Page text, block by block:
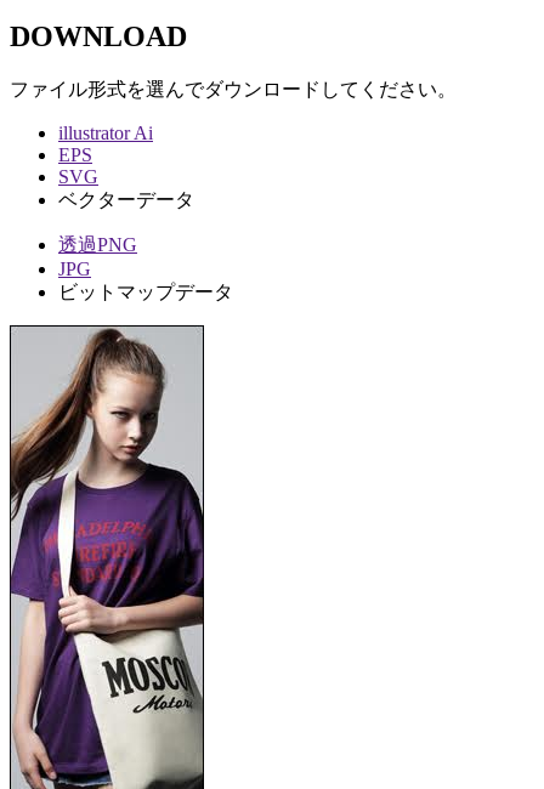
DOWNLOAD
ファイル形式を選んでダウンロードしてください。
illustrator Ai
EPS
SVG
ベクターデータ
透過PNG
JPG
ビットマップデータ